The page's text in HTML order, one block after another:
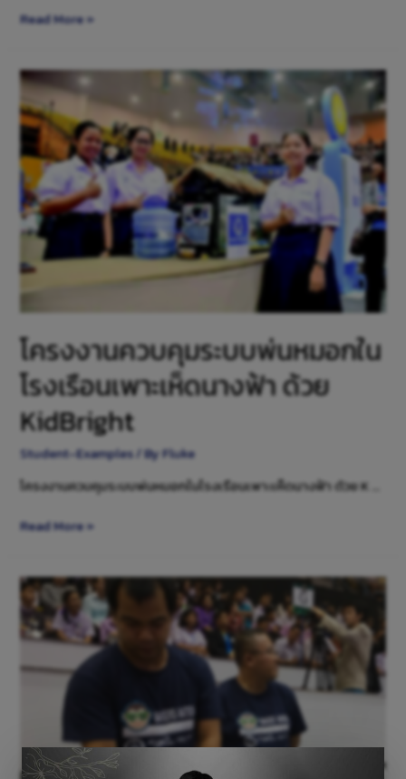
Read More »
โครงงานควบคุมระบบพ่นหมอกใน
โรงเรือนเพาะเห็ดนางฟ้า ด้วย
KidBright
Student-Examples/ ByFluke
โครงงานควบคุมระบบพ่นหมอกในโรงเรือนเพาะเห็ดนางฟ้า ด้วย K …
Read More »